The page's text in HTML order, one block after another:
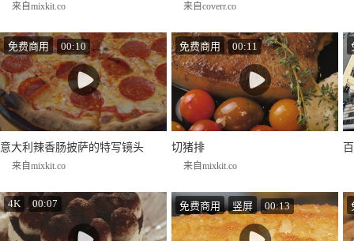
来自mixkit.co 来自coverr.co
意大利辣香肠披萨的特写镜头
来自mixkit.co
免费商用 00:10
切猪排
来自mixkit.co
免费商用 00:11
4K 00:07 免费商用 竖屏 00:13